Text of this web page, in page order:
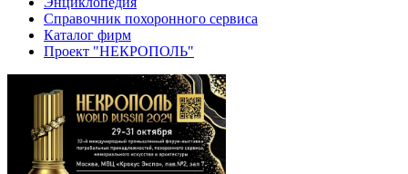
Справочник похоронного сервиса
Каталог фирм
Проект "НЕКРОПОЛЬ"